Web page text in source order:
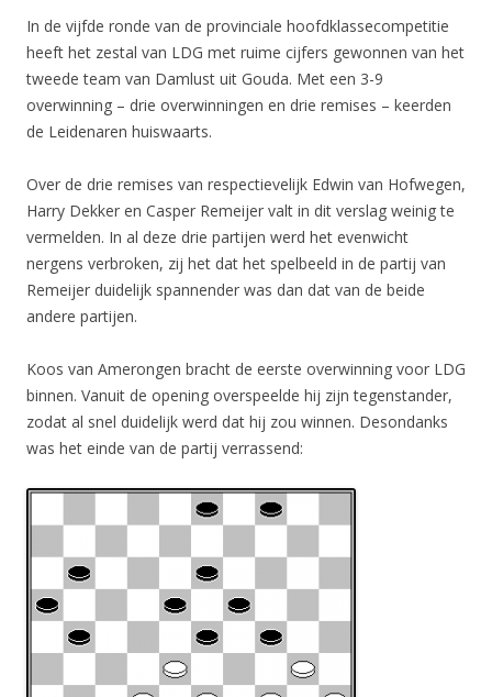
In de vijfde ronde van de provinciale hoofdklassecompetitie
heeft het zestal van LDG met ruime cijfers gewonnen van het
tweede team van Damlust uit Gouda. Met een 3-9
overwinning – drie overwinningen en drie remises – keerden
de Leidenaren huiswaarts.
Over de drie remises van respectievelijk Edwin van Hofwegen,
Harry Dekker en Casper Remeijer valt in dit verslag weinig te
vermelden. In al deze drie partijen werd het evenwicht
nergens verbroken, zij het dat het spelbeeld in de partij van
Remeijer duidelijk spannender was dan dat van de beide
andere partijen.
Koos van Amerongen bracht de eerste overwinning voor LDG
binnen. Vanuit de opening overspeelde hij zijn tegenstander,
zodat al snel duidelijk werd dat hij zou winnen. Desondanks
was het einde van de partij verrassend: